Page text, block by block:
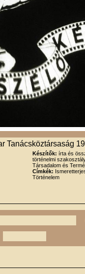
Tanácsköztársaság
Készítők: írta és
történelmi
Társadalom és
Címkék:
Történelem